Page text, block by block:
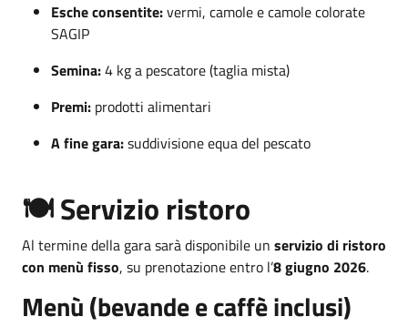
Esche consentite:vermi, camole e camole colorate
SAGIP
Semina:4 kg a pescatore (taglia mista)
Premi: prodotti alimentari
A fine gara:suddivisione equa del pescato
🍽️ Servizio ristoro
Al termine della gara sarà disponibile un servizio di ristoro
con menù fisso, su prenotazione entro l’8 giugno 2026.
Menù (bevande e caffè inclusi)